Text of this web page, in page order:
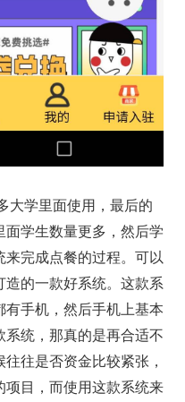
大学里面使用，最后的
学生数量更多，然后学
完成点餐的过程。可以
的一款好系统。这款系
手机，然后手机上基本
系统，那真的是再合适不
往是否资金比较紧张，
项目，而使用这款系统来